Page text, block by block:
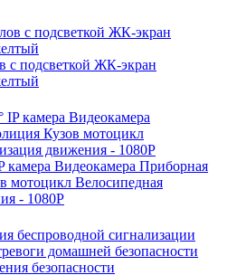
с подсветкой ЖК-экран
камера Видеокамера Приборная
мотоцикл Велосипедная
- 1080P